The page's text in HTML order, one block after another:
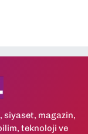
siyaset, magazin,
teknoloji ve